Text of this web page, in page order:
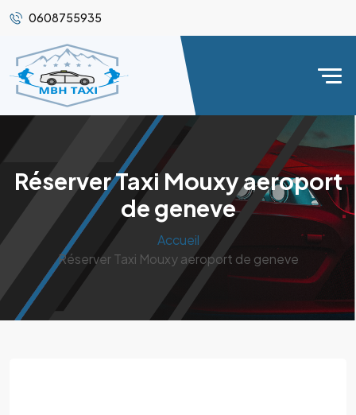
0608755935
Réserver Taxi Mouxy aeroport
de geneve
Accueil
Réserver Taxi Mouxy aeroport de geneve